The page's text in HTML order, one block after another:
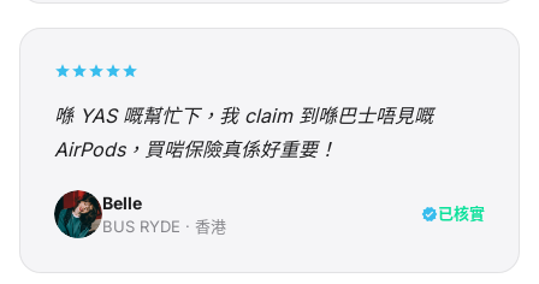
喺 YAS 嘅幫忙下，我 claim 到喺巴士唔見嘅
AirPods，買啱保險真係好重要！
Belle
BUS RYDE · 香港
已核實